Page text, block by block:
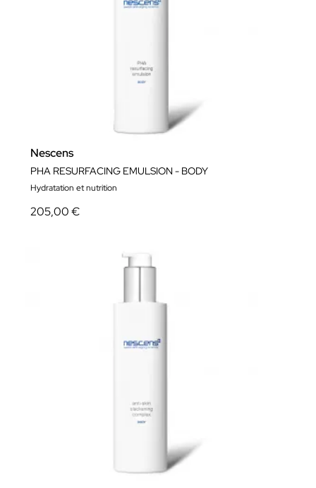
Nescens
PHA RESURFACING EMULSION - BODY
Hydratation et nutrition
205,00 €